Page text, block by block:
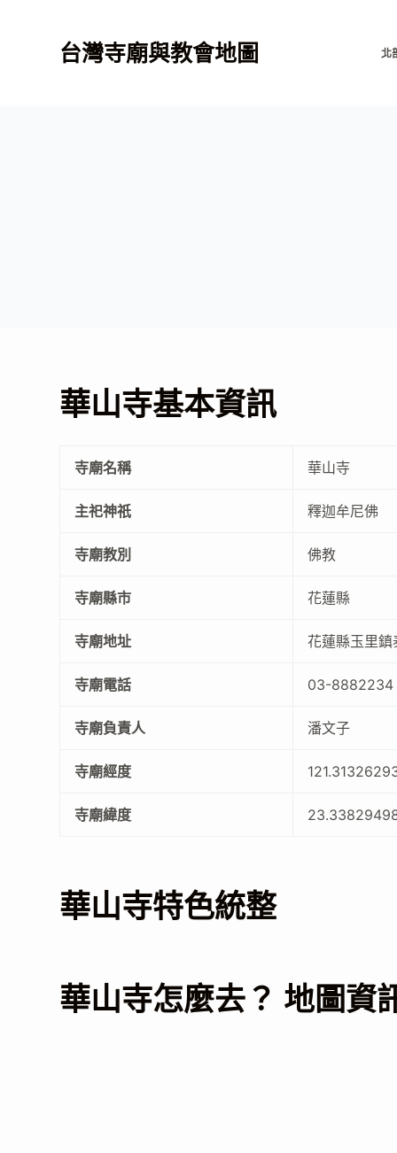
台灣寺廟與教會地圖 北
華山寺基本資訊
寺廟名稱 華山寺
主祀神祇 釋迦牟尼佛
寺廟教別 佛教
寺廟縣市 花蓮縣
寺廟地址 花蓮縣玉里
寺廟電話 03-8882234
寺廟負責人 潘文子
寺廟經度
寺廟緯度
華山寺特色統整
華山寺怎麼去？ 地圖資